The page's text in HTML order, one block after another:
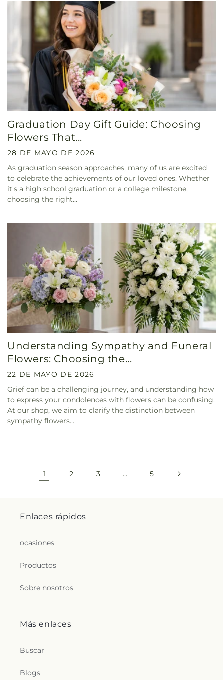
Graduation Day Gift Guide: Choosing
Flowers That...
28 DE MAYO DE 2026
As graduation season approaches, many of us are excited
to celebrate the achievements of our loved ones. Whether
it's a high school graduation or a college milestone,
choosing the right...
Understanding Sympathy and Funeral
Flowers: Choosing the...
22 DE MAYO DE 2026
Grief can be a challenging journey, and understanding how
to express your condolences with flowers can be confusing.
At our shop, we aim to clarify the distinction between
sympathy flowers...
1 2 3 … 5
Enlaces rápidos
ocasiones
Productos
Sobre nosotros
Más enlaces
Buscar
Blogs